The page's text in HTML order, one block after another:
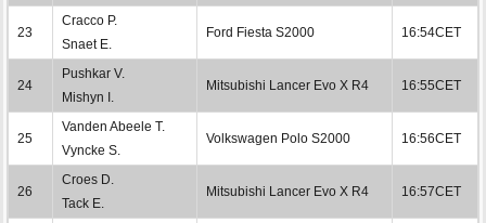
23
Cracco P.
Snaet E.
Ford Fiesta S2000 16:54CET
24
Pushkar V.
Mishyn I.
Mitsubishi Lancer Evo X R4 16:55CET
25
Vanden Abeele T.
Vyncke S.
Volkswagen Polo S2000 16:56CET
26
Croes D.
Tack E.
Mitsubishi Lancer Evo X R4 16:57CET